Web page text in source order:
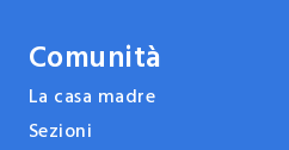
Comunità
La casa madre
Sezioni